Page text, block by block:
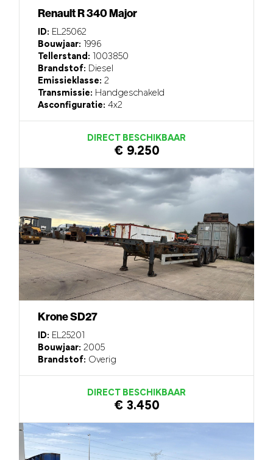
Renault R 340 Major
ID: EL25062
Bouwjaar: 1996
Tellerstand: 1003850
Brandstof: Diesel
Emissieklasse: 2
Transmissie: Handgeschakeld
Asconfiguratie: 4x2
DIRECT BESCHIKBAAR
€ 9.250
Krone SD27
ID: EL25201
Bouwjaar: 2005
Brandstof: Overig
DIRECT BESCHIKBAAR
€ 3.450